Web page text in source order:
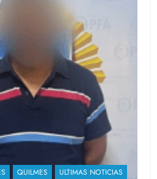
QUILMES ULTIMAS NOTICIAS